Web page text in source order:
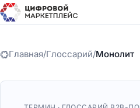
Главная/Глоссарий/Монолит